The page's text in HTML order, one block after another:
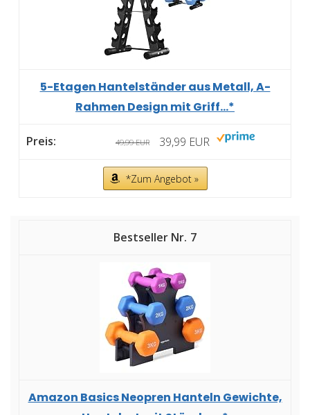
5-Etagen Hantelständer aus Metall, A-
Rahmen Design mit Griff...*
49,99 EUR 39,99 EUR
*Zum Angebot »
7
Amazon Basics Neopren Hanteln Gewichte,